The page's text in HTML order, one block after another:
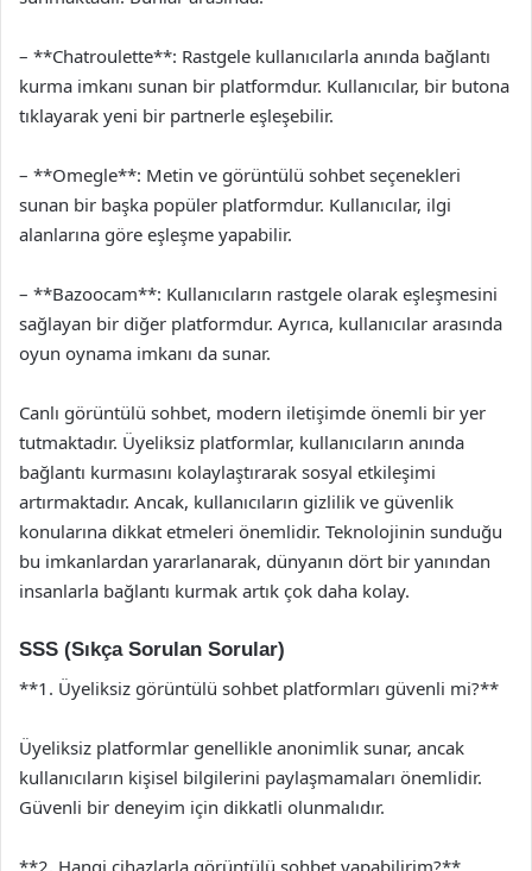
– **Chatroulette**: Rastgele kullanıcılarla anında bağlantı
kurma imkanı sunan bir platformdur. Kullanıcılar, bir butona
tıklayarak yeni bir partnerle eşleşebilir.
– **Omegle**: Metin ve görüntülü sohbet seçenekleri
sunan bir başka popüler platformdur. Kullanıcılar, ilgi
alanlarına göre eşleşme yapabilir.
– **Bazoocam**: Kullanıcıların rastgele olarak eşleşmesini
sağlayan bir diğer platformdur. Ayrıca, kullanıcılar arasında
oyun oynama imkanı da sunar.
Canlı görüntülü sohbet, modern iletişimde önemli bir yer
tutmaktadır. Üyeliksiz platformlar, kullanıcıların anında
bağlantı kurmasını kolaylaştırarak sosyal etkileşimi
artırmaktadır. Ancak, kullanıcıların gizlilik ve güvenlik
konularına dikkat etmeleri önemlidir. Teknolojinin sunduğu
bu imkanlardan yararlanarak, dünyanın dört bir yanından
insanlarla bağlantı kurmak artık çok daha kolay.
SSS (Sıkça Sorulan Sorular)
**1. Üyeliksiz görüntülü sohbet platformları güvenli mi?**
Üyeliksiz platformlar genellikle anonimlik sunar, ancak
kullanıcıların kişisel bilgilerini paylaşmamaları önemlidir.
Güvenli bir deneyim için dikkatli olunmalıdır.
**2. Hangi cihazlarla görüntülü sohbet yapabilirim?**